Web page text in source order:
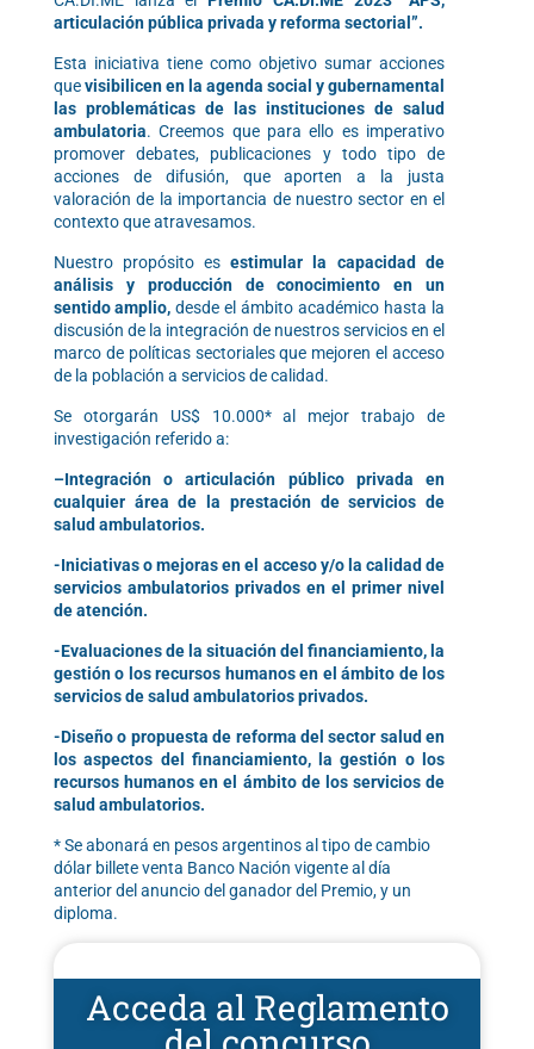
articulación pública privada y reforma sectorial”.
Esta iniciativa tiene como objetivo sumar acciones
quevisibilicen en la agenda social y gubernamental
las problemáticas de las instituciones de salud
ambulatoria. Creemos que para ello es imperativo
promover debates, publicaciones y todo tipo de
acciones de difusión, que aporten a la justa
valoración de la importancia de nuestro sector en el
contexto que atravesamos.
Nuestro propósito es estimular la capacidad de
análisis y producción de conocimiento en un
sentido amplio, desde el ámbito académico hasta la
discusión de la integración de nuestros servicios en el
marco de políticas sectoriales que mejoren el acceso
de la población a servicios de calidad.
Se otorgarán US$ 10.000* al mejor trabajo de
investigación referido a:
–Integración o articulación público privada en
cualquier área de la prestación de servicios de
salud ambulatorios.
-Iniciativas o mejoras en el acceso y/o la calidad de
servicios ambulatorios privados en el primer nivel
de atención.
-Evaluaciones de la situación del financiamiento, la
gestión o los recursos humanos en el ámbito de los
servicios de salud ambulatorios privados.
-Diseño o propuesta de reforma del sector salud en
los aspectos del financiamiento, la gestión o los
recursos humanos en el ámbito de los servicios de
salud ambulatorios.
* Se abonará en pesos argentinos al tipo de cambio
dólar billete venta Banco Nación vigente al día
anterior del anuncio del ganador del Premio, y un
diploma.
Acceda al Reglamento